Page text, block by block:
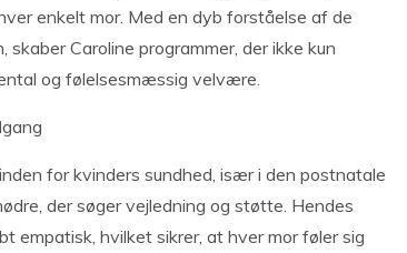
enkelt mor. Med en dyb forståelse af de
Caroline programmer, der ikke kun
og følelsesmæssig velvære.
for kvinders sundhed, især i den postnatale
der søger vejledning og støtte. Hendes
empatisk, hvilket sikrer, at hver mor føler sig